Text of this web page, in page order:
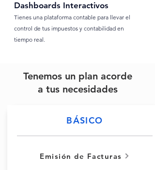
Dashboards Interactivos
Tienes una plataforma contable para llevar el
control de tus impuestos y contabilidad en
tiempo real.
Tenemos un plan acorde
a tus necesidades
BÁSICO
Emisión de Facturas